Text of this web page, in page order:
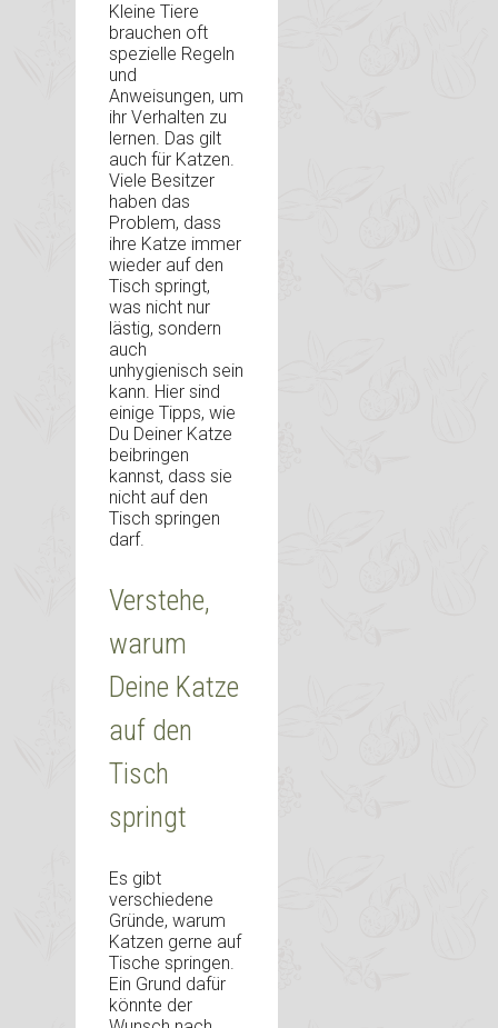
Kleine Tiere
brauchen oft
spezielle Regeln
und
Anweisungen, um
ihr Verhalten zu
lernen. Das gilt
auch für Katzen.
Viele Besitzer
haben das
Problem, dass
ihre Katze immer
wieder auf den
Tisch springt,
was nicht nur
lästig, sondern
auch
unhygienisch sein
kann. Hier sind
einige Tipps, wie
Du Deiner Katze
beibringen
kannst, dass sie
nicht auf den
Tisch springen
darf.
Verstehe,
warum
Deine Katze
auf den
Tisch
springt
Es gibt
verschiedene
Gründe, warum
Katzen gerne auf
Tische springen.
Ein Grund dafür
könnte der